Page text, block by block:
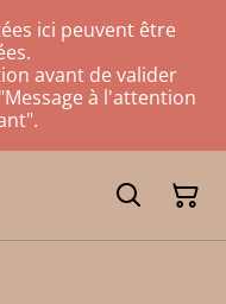
ici peuvent être
avant de valider
à l'attention